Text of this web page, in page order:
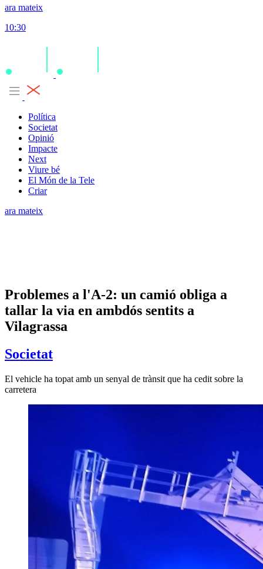
ara mateix
10:30
Política
Societat
Opinió
Impacte
Next
Viure bé
El Món de la Tele
Criar
ara mateix
Problemes a l'A-2: un camió obliga a
tallar la via en ambdós sentits a
Vilagrassa
Societat
El vehicle ha topat amb un senyal de trànsit que ha cedit sobre la
carretera